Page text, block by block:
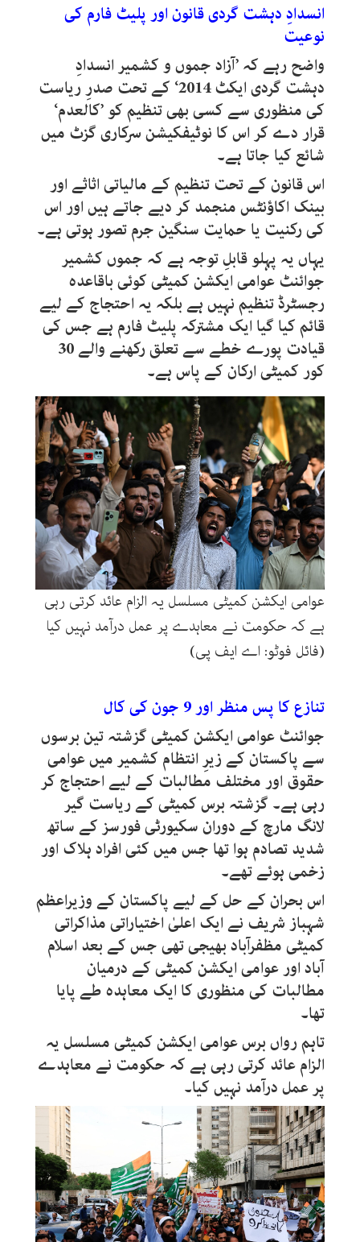
انسدادِ دہشت گردی قانون اور پلیٹ فارم کی
نوعیت
واضح رہے کہ ’آزاد جموں و کشمیر انسدادِ
دہشت گردی ایکٹ 2014‘ کے تحت صدرِ ریاست
کی منظوری سے کسی بھی تنظیم کو ’کالعدم‘
قرار دے کر اس کا نوٹیفکیشن سرکاری گزٹ میں
شائع کیا جاتا ہے۔
اس قانون کے تحت تنظیم کے مالیاتی اثاثے اور
بینک اکاؤنٹس منجمد کر دیے جاتے ہیں اور اس
کی رکنیت یا حمایت سنگین جرم تصور ہوتی ہے۔
یہاں یہ پہلو قابلِ توجہ ہے کہ جموں کشمیر
جوائنٹ عوامی ایکشن کمیٹی کوئی باقاعدہ
رجسٹرڈ تنظیم نہیں ہے بلکہ یہ احتجاج کے لیے
قائم کیا گیا ایک مشترکہ پلیٹ فارم ہے جس کی
قیادت پورے خطے سے تعلق رکھنے والے 30
کور کمیٹی ارکان کے پاس ہے۔
عوامی ایکشن کمیٹی مسلسل یہ الزام عائد کرتی رہی
ہے کہ حکومت نے معاہدے پر عمل درآمد نہیں کیا
(فائل فوٹو: اے ایف پی)
تنازع کا پس منظر اور 9 جون کی کال
جوائنٹ عوامی ایکشن کمیٹی گزشتہ تین برسوں
سے پاکستان کے زیرِ انتظام کشمیر میں عوامی
حقوق اور مختلف مطالبات کے لیے احتجاج کر
رہی ہے۔ گزشتہ برس کمیٹی کے ریاست گیر
لانگ مارچ کے دوران سکیورٹی فورسز کے ساتھ
شدید تصادم ہوا تھا جس میں کئی افراد ہلاک اور
زخمی ہوئے تھے۔
اس بحران کے حل کے لیے پاکستان کے وزیراعظم
شہباز شریف نے ایک اعلیٰ اختیاراتی مذاکراتی
کمیٹی مظفرآباد بھیجی تھی جس کے بعد اسلام
آباد اور عوامی ایکشن کمیٹی کے درمیان
مطالبات کی منظوری کا ایک معاہدہ طے پایا
تھا۔
تاہم رواں برس عوامی ایکشن کمیٹی مسلسل یہ
الزام عائد کرتی رہی ہے کہ حکومت نے معاہدے
پر عمل درآمد نہیں کیا۔